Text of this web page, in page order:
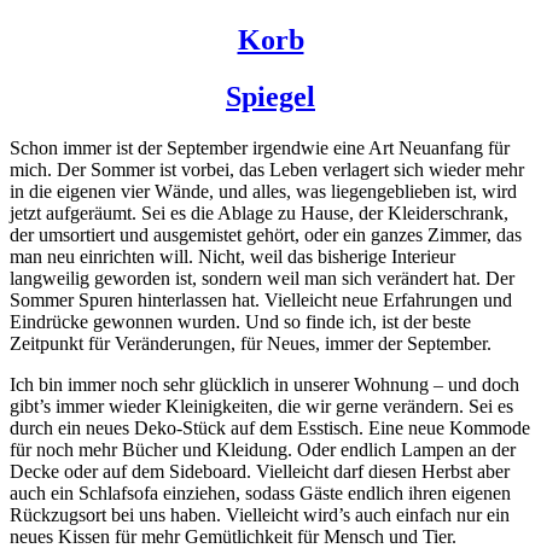
Korb
Spiegel
Schon immer ist der September irgendwie eine Art Neuanfang für
mich. Der Sommer ist vorbei, das Leben verlagert sich wieder mehr
in die eigenen vier Wände, und alles, was liegengeblieben ist, wird
jetzt aufgeräumt. Sei es die Ablage zu Hause, der Kleiderschrank,
der umsortiert und ausgemistet gehört, oder ein ganzes Zimmer, das
man neu einrichten will. Nicht, weil das bisherige Interieur
langweilig geworden ist, sondern weil man sich verändert hat. Der
Sommer Spuren hinterlassen hat. Vielleicht neue Erfahrungen und
Eindrücke gewonnen wurden. Und so finde ich, ist der beste
Zeitpunkt für Veränderungen, für Neues, immer der September.
Ich bin immer noch sehr glücklich in unserer Wohnung – und doch
gibt’s immer wieder Kleinigkeiten, die wir gerne verändern. Sei es
durch ein neues Deko-Stück auf dem Esstisch. Eine neue Kommode
für noch mehr Bücher und Kleidung. Oder endlich Lampen an der
Decke oder auf dem Sideboard. Vielleicht darf diesen Herbst aber
auch ein Schlafsofa einziehen, sodass Gäste endlich ihren eigenen
Rückzugsort bei uns haben. Vielleicht wird’s auch einfach nur ein
neues Kissen für mehr Gemütlichkeit für Mensch und Tier.